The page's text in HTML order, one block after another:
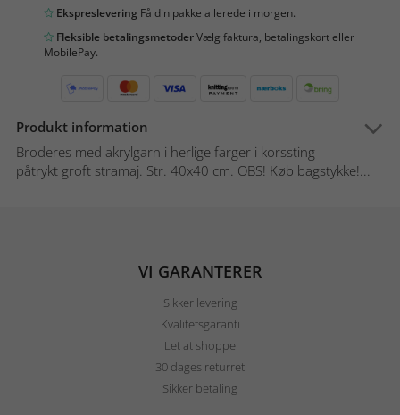
Ekspreslevering Få din pakke allerede i morgen.
Fleksible betalingsmetoderVælg faktura, betalingskort eller
MobilePay.
Produkt information
Broderes med akrylgarn i herlige farger i korssting
påtrykt groft stramaj. Str. 40x40 cm. OBS! Køb bagstykke!...
VI GARANTERER
Sikker levering
Kvalitetsgaranti
Let at shoppe
30 dages returret
Sikker betaling